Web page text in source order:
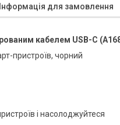
Інформація для замовлення
кабелем USB-C
пристроїв, чорний
і насолоджуйтеся